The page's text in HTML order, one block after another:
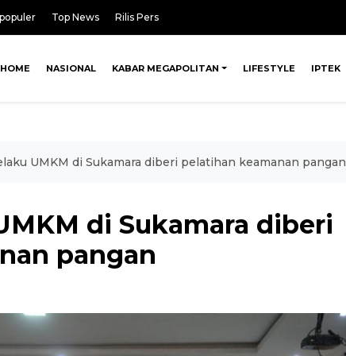
Top News Rilis Pers
HOME NASIONAL KABAR MEGAPOLITAN LIFESTYLE IPTEK
UMKM di Sukamara diberi pelatihan keamanan pangan
di Sukamara diberi
pangan